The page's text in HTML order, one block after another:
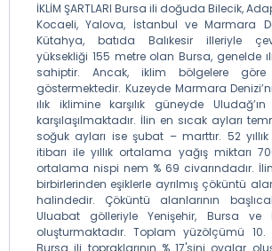
İKLİM ŞARTLARI Bursa ili doğuda Bilecik,
Kocaeli, Yalova, İstanbul ve Marmara
Kütahya, batıda Balıkesir illeriyle
yüksekliği 155 metre olan Bursa, genelde
sahiptir. Ancak, iklim bölgelere
göstermektedir. Kuzeyde Marmara
ılık iklimine karşılık güneyde
karşılaşılmaktadır. İlin en sıcak ayları
soğuk ayları ise şubat – marttır. 52
itibarı ile yıllık ortalama yağış miktarı
ortalama nispi nem % 69 civarındadır.
birbirlerinden eşiklerle ayrılmış çöküntü
halindedir. Çöküntü alanlarının
Uluabat gölleriyle Yenişehir, Bursa ve
oluşturmaktadır. Toplam yüzölçümü